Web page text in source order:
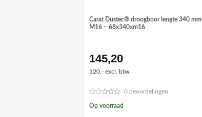
Carat Dustec® droogboor lengte 340 mm
M16 – 68x340xm16
145,20
120,- excl. btw
0 beoordelingen
Op voorraad